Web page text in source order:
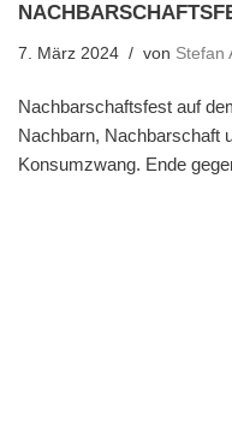
7. März 2024 von Stefan
Nachbarschaftsfest auf
Nachbarn, Nachbarschaft
Konsumzwang. Ende